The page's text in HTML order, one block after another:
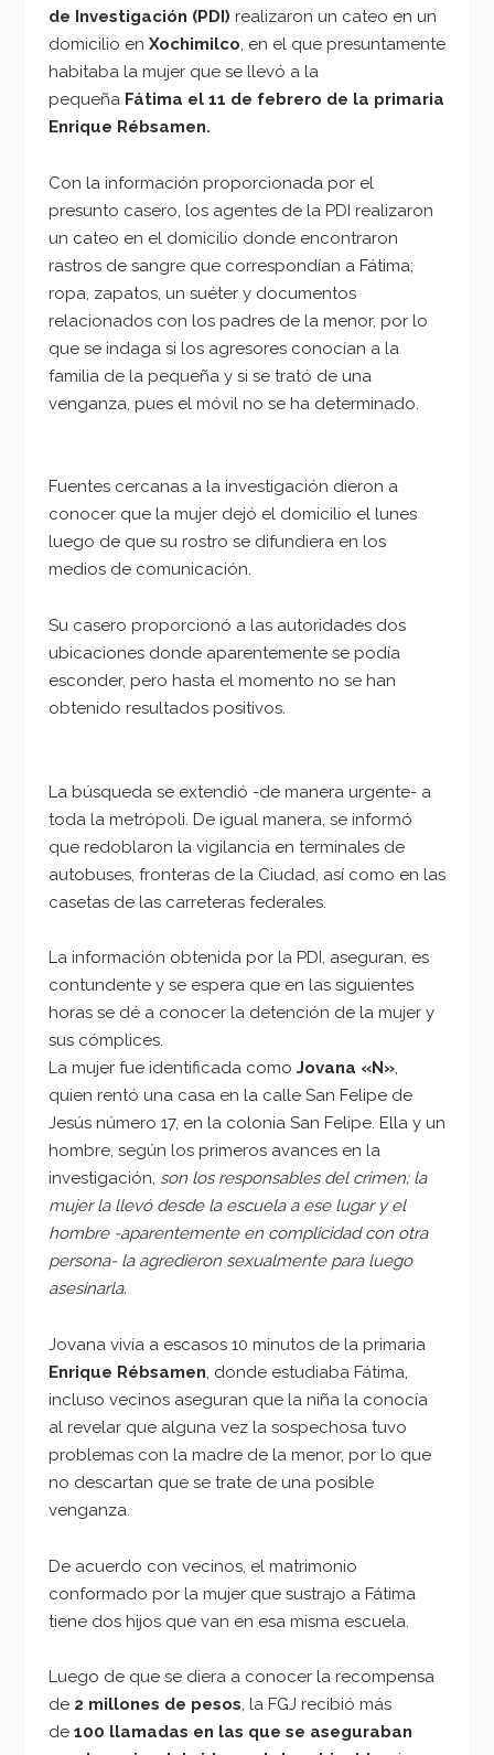
de Investigación (PDI) realizaron un cateo en un
domicilio en Xochimilco, en el que presuntamente
habitaba la mujer que se llevó a la
pequeña Fátima el 11 de febrero de la primaria
Enrique Rébsamen.
Con la información proporcionada por el
presunto casero, los agentes de la PDI realizaron
un cateo en el domicilio donde encontraron
rastros de sangre que correspondían a Fátima;
ropa, zapatos, un suéter y documentos
relacionados con los padres de la menor, por lo
que se indaga si los agresores conocían a la
familia de la pequeña y si se trató de una
venganza, pues el móvil no se ha determinado.
Fuentes cercanas a la investigación dieron a
conocer que la mujer dejó el domicilio el lunes
luego de que su rostro se difundiera en los
medios de comunicación.
Su casero proporcionó a las autoridades dos
ubicaciones donde aparentemente se podía
esconder, pero hasta el momento no se han
obtenido resultados positivos.
La búsqueda se extendió -de manera urgente- a
toda la metrópoli. De igual manera, se informó
que redoblaron la vigilancia en terminales de
autobuses, fronteras de la Ciudad, así como en las
casetas de las carreteras federales.
La información obtenida por la PDI, aseguran, es
contundente y se espera que en las siguientes
horas se dé a conocer la detención de la mujer y
sus cómplices.
La mujer fue identificada como Jovana «N»,
quien rentó una casa en la calle San Felipe de
Jesús número 17, en la colonia San Felipe. Ella y un
hombre, según los primeros avances en la
investigación, son los responsables del crimen; la
mujer la llevó desde la escuela a ese lugar y el
hombre -aparentemente en complicidad con otra
persona- la agredieron sexualmente para luego
asesinarla.
Jovana vivía a escasos 10 minutos de la primaria
Enrique Rébsamen, donde estudiaba Fátima,
incluso vecinos aseguran que la niña la conocía
al revelar que alguna vez la sospechosa tuvo
problemas con la madre de la menor, por lo que
no descartan que se trate de una posible
venganza.
De acuerdo con vecinos, el matrimonio
conformado por la mujer que sustrajo a Fátima
tiene dos hijos que van en esa misma escuela.
Luego de que se diera a conocer la recompensa
de 2 millones de pesos, la FGJ recibió más
de 100 llamadas en las que se aseguraban